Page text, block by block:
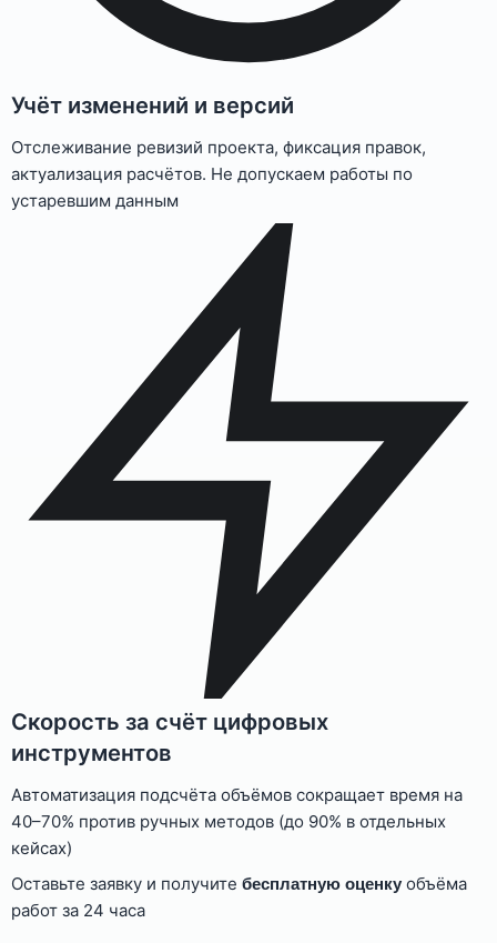
Учёт изменений и версий
Отслеживание ревизий проекта, фиксация правок,
актуализация расчётов. Не допускаем работы по
устаревшим данным
Скорость за счёт цифровых
инструментов
Автоматизация подсчёта объёмов сокращает время на
40–70% против ручных методов (до 90% в отдельных
кейсах)
Оставьте заявку и получите бесплатную оценку объёма
работ за 24 часа